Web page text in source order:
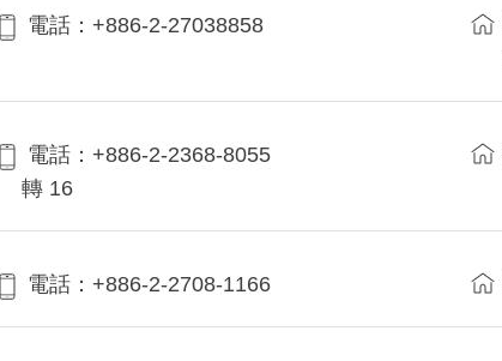
電話：+886-2-27038858
電話：+886-2-2368-8055
轉 16
電話：+886-2-2708-1166